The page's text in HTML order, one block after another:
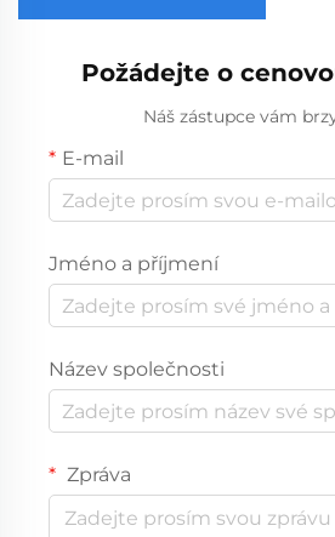
Požádejte o
Náš zástupce vám
E-mail
Jméno a příjmení
Název společnosti
Zpráva